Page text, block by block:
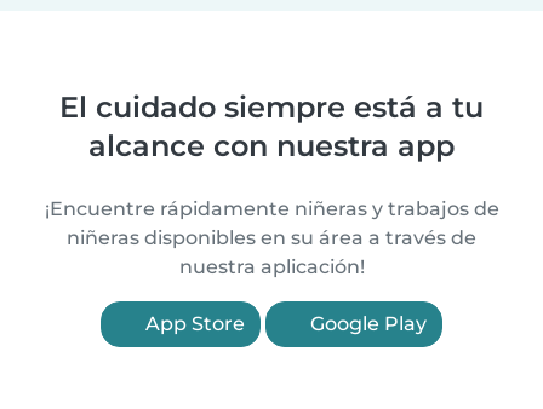
El cuidado siempre está a tu
alcance con nuestra app
¡Encuentre rápidamente niñeras y trabajos de
niñeras disponibles en su área a través de
nuestra aplicación!
App Store Google Play